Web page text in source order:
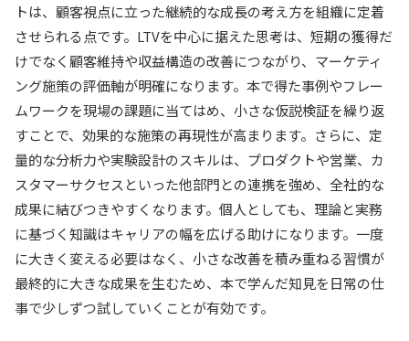
トは、顧客視点に立った継続的な成長の考え方を組織に定着
させられる点です。LTVを中心に据えた思考は、短期の獲得だ
けでなく顧客維持や収益構造の改善につながり、マーケティ
ング施策の評価軸が明確になります。本で得た事例やフレー
ムワークを現場の課題に当てはめ、小さな仮説検証を繰り返
すことで、効果的な施策の再現性が高まります。さらに、定
量的な分析力や実験設計のスキルは、プロダクトや営業、カ
スタマーサクセスといった他部門との連携を強め、全社的な
成果に結びつきやすくなります。個人としても、理論と実務
に基づく知識はキャリアの幅を広げる助けになります。一度
に大きく変える必要はなく、小さな改善を積み重ねる習慣が
最終的に大きな成果を生むため、本で学んだ知見を日常の仕
事で少しずつ試していくことが有効です。